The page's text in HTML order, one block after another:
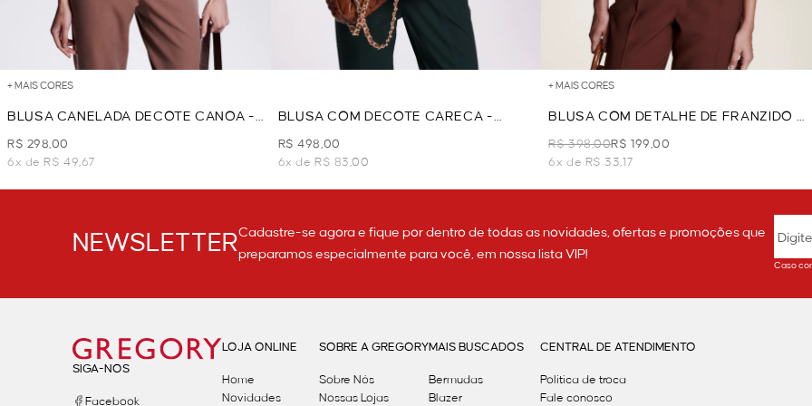
+ MAIS CORES
BLUSA CANELADA DECOTE CANOA -
VERDE
R$ 298,00
6x de R$ 49,67
BLUSA COM DECOTE CARECA -
VERDE
R$ 498,00
6x de R$ 83,00
+ MAIS CORES
BLUSA COM DETALHE DE FRANZIDO -
VERDE
R$ 398,00R$ 199,00
6x de R$ 33,17
NEWSLETTERCadastre-se agora e fique por dentro de todas as novidades, ofertas e promoções que
preparamos especialmente para você, em nossa lista VIP!
Caso
SIGA-NOS
Facebook
LOJA ONLINE
Home
Novidades
SOBRE A GREGORY
Sobre Nós
Nossas Lojas
MAIS BUSCADOS
Bermudas
Blazer
CENTRAL DE ATENDIMENTO
Política de troca
Fale conosco